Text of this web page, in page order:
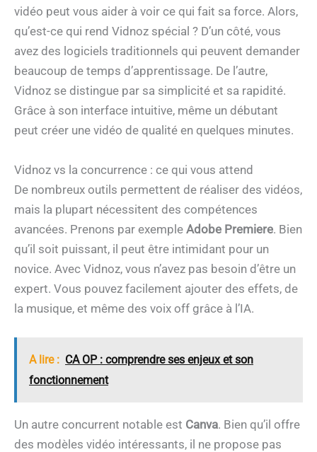
vidéo peut vous aider à voir ce qui fait sa force. Alors,
qu’est-ce qui rend Vidnoz spécial ? D’un côté, vous
avez des logiciels traditionnels qui peuvent demander
beaucoup de temps d’apprentissage. De l’autre,
Vidnoz se distingue par sa simplicité et sa rapidité.
Grâce à son interface intuitive, même un débutant
peut créer une vidéo de qualité en quelques minutes.
Vidnoz vs la concurrence : ce qui vous attend
De nombreux outils permettent de réaliser des vidéos,
mais la plupart nécessitent des compétences
avancées. Prenons par exemple Adobe Premiere. Bien
qu’il soit puissant, il peut être intimidant pour un
novice. Avec Vidnoz, vous n’avez pas besoin d’être un
expert. Vous pouvez facilement ajouter des effets, de
la musique, et même des voix off grâce à l’IA.
A lire : CA OP : comprendre ses enjeux et son
fonctionnement
Un autre concurrent notable est Canva. Bien qu’il offre
des modèles vidéo intéressants, il ne propose pas